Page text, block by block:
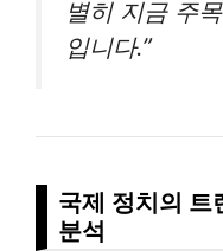
별히 지금 주
입니다.”
국제 정치의 트
분석